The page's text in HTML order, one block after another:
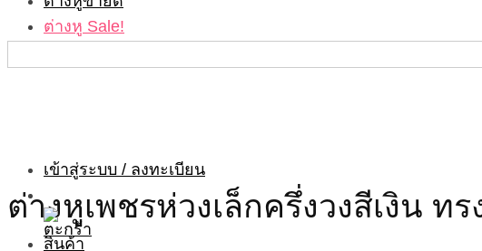
ต่างหู Sale!
เข้าสู่ระบบ / ลงทะเบียน
ต่างหูเพชรห่วงเล็กครึ่งวงสีเงิน ทร